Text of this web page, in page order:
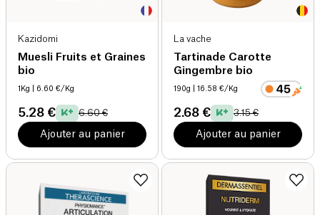
Kazidomi
Muesli Fruits et Graines
bio
1Kg | 6.60 €/Kg
5.28 € 6.60 €
Ajouter au panier
La vache
Tartinade Carotte
Gingembre bio
190g | 16.58 €/Kg
2.68 € 3.15 €
Ajouter au panier